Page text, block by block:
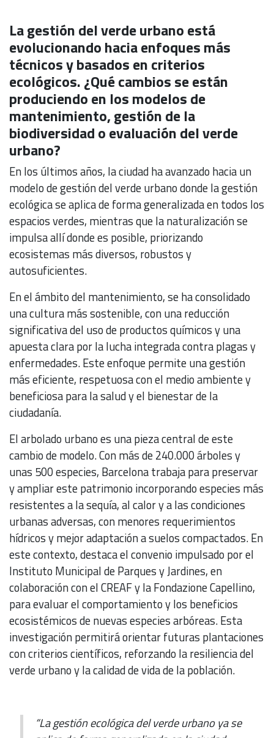
La gestión del verde urbano está
evolucionando hacia enfoques más
técnicos y basados en criterios
ecológicos. ¿Qué cambios se están
produciendo en los modelos de
mantenimiento, gestión de la
biodiversidad o evaluación del verde
urbano?
En los últimos años, la ciudad ha avanzado hacia un
modelo de gestión del verde urbano donde la gestión
ecológica se aplica de forma generalizada en todos los
espacios verdes, mientras que la naturalización se
impulsa allí donde es posible, priorizando
ecosistemas más diversos, robustos y
autosuficientes.
En el ámbito del mantenimiento, se ha consolidado
una cultura más sostenible, con una reducción
significativa del uso de productos químicos y una
apuesta clara por la lucha integrada contra plagas y
enfermedades. Este enfoque permite una gestión
más eficiente, respetuosa con el medio ambiente y
beneficiosa para la salud y el bienestar de la
ciudadanía.
El arbolado urbano es una pieza central de este
cambio de modelo. Con más de 240.000 árboles y
unas 500 especies, Barcelona trabaja para preservar
y ampliar este patrimonio incorporando especies más
resistentes a la sequía, al calor y a las condiciones
urbanas adversas, con menores requerimientos
hídricos y mejor adaptación a suelos compactados. En
este contexto, destaca el convenio impulsado por el
Instituto Municipal de Parques y Jardines, en
colaboración con el CREAF y la Fondazione Capellino,
para evaluar el comportamiento y los beneficios
ecosistémicos de nuevas especies arbóreas. Esta
investigación permitirá orientar futuras plantaciones
con criterios científicos, reforzando la resiliencia del
verde urbano y la calidad de vida de la población.
“La gestión ecológica del verde urbano ya se